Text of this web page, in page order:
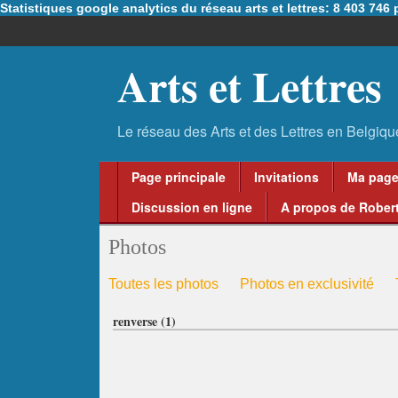
Statistiques google analytics du réseau arts et lettres: 8 403 746
Arts et Lettres
Page principale Invitations Ma page
Discussion en ligne
A propos de
Photos
Toutes les photos Photos en exclusivité
renverse (1)